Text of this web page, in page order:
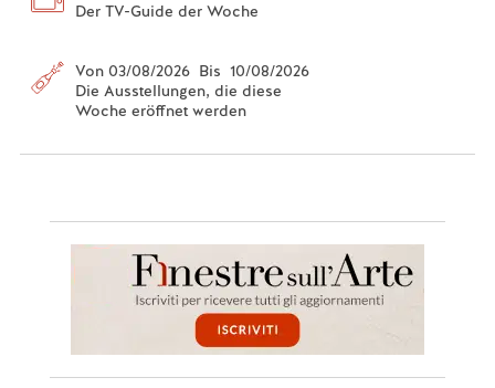
Der TV-Guide der Woche
Von 03/08/2026 Bis 10/08/2026
Die Ausstellungen, die diese
Woche eröffnet werden